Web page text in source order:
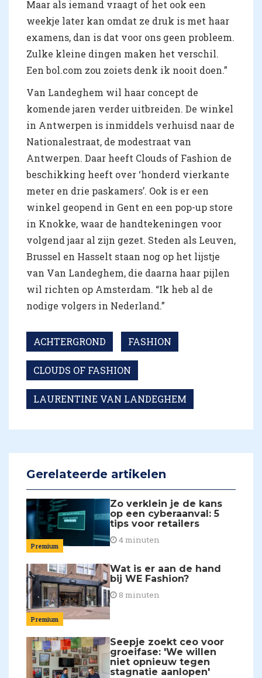
Maar als iemand vraagt of het ook een
weekje later kan omdat ze druk is met haar
examens, dan is dat voor ons geen probleem.
Zulke kleine dingen maken het verschil.
Een bol.com zou zoiets denk ik nooit doen.”
Van Landeghem wil haar concept de
komende jaren verder uitbreiden. De winkel
in Antwerpen is inmiddels verhuisd naar de
Nationalestraat, de modestraat van
Antwerpen. Daar heeft Clouds of Fashion de
beschikking heeft over ‘honderd vierkante
meter en drie paskamers’. Ook is er een
winkel geopend in Gent en een pop-up store
in Knokke, waar de handtekeningen voor
volgend jaar al zijn gezet. Steden als Leuven,
Brussel en Hasselt staan nog op het lijstje
van Van Landeghem, die daarna haar pijlen
wil richten op Amsterdam. “Ik heb al de
nodige volgers in Nederland.”
ACHTERGROND FASHION
CLOUDS OF FASHION
LAURENTINE VAN LANDEGHEM
Gerelateerde artikelen
Premium
Zo verklein je de kans
op een cyberaanval: 5
tips voor retailers
4 minuten
Premium
Wat is er aan de hand
bij WE Fashion?
8 minuten
Seepje zoekt ceo voor
groeifase: 'We willen
niet opnieuw tegen
stagnatie aanlopen'